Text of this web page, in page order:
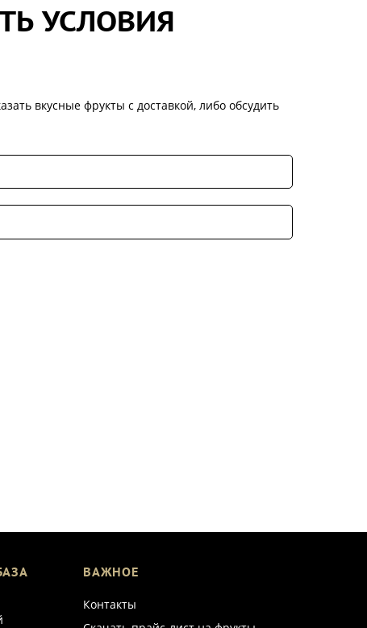
УСЛОВИЯ
вкусные фрукты с доставкой, либо обсудить
ВАЖНОЕ
Контакты